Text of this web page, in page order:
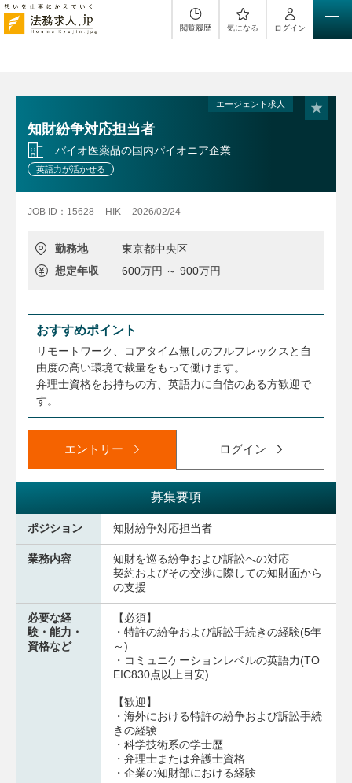
$sH1 = "{$sPositionName}（{$workLocation}）｜
{$sClientName}｜法務求人.jp";
閲覧履歴 気になる ログイン
エージェント求人
知財紛争対応担当者
バイオ医薬品の国内パイオニア企業
英語力が活かせる
JOB ID：15628 HIK 2026/02/24
勤務地
東京都中央区
想定年収
600万円 ～ 900万円
おすすめポイント
リモートワーク、コアタイム無しのフルフレックスと自
由度の高い環境で裁量をもって働けます。
弁理士資格をお持ちの方、英語力に自信のある方歓迎で
す。
エントリー ログイン
募集要項
ポジション 知財紛争対応担当者
業務内容
知財を巡る紛争および訴訟への対応
契約およびその交渉に際しての知財面から
の支援
必要な経
験・能力・
資格など
【必須】
・特許の紛争および訴訟手続きの経験(5年
～)
・コミュニケーションレベルの英語力(TO
EIC830点以上目安)
【歓迎】
・海外における特許の紛争および訴訟手続
きの経験
・科学技術系の学士歴
・弁理士または弁護士資格
・企業の知財部における経験